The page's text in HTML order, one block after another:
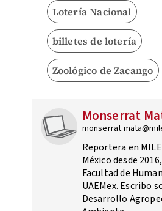
Lotería Nacional
billetes de lotería
Zoológico de Zacango
Monserrat
Reportera en
México desde
Facultad de
UAEMex. Escribo
Desarrollo